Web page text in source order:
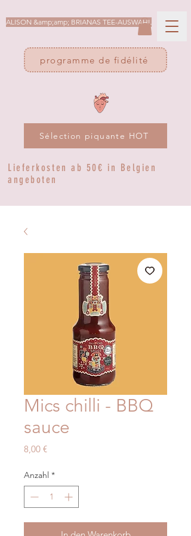
ALISON &amp;amp; BRIANAS TEE-AUSWAHL
programme de fidélité
Sélection piquante HOT
Lieferkosten ab 50€ in Belgien
angeboten
Mics chilli - BBQ
sauce
8,00 €Preis
Anzahl *